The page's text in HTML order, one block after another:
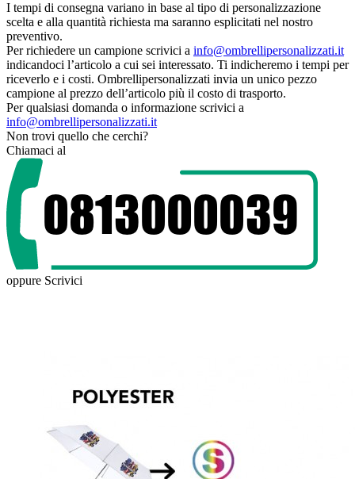
I tempi di consegna variano in base al tipo di personalizzazione
scelta e alla quantità richiesta ma saranno esplicitati nel nostro
preventivo.
Per richiedere un campione scrivici a info@ombrellipersonalizzati.it
indicandoci l’articolo a cui sei interessato. Ti indicheremo i tempi per
riceverlo e i costi. Ombrellipersonalizzati invia un unico pezzo
campione al prezzo dell’articolo più il costo di trasporto.
Per qualsiasi domanda o informazione scrivici a
info@ombrellipersonalizzati.it
Non trovi quello che cerchi?
Chiamaci al
oppure Scrivici